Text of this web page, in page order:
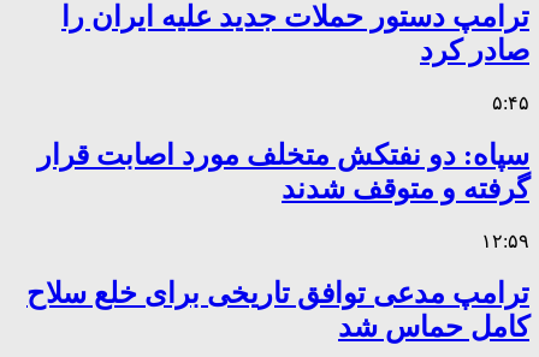
ترامپ دستور حملات جدید علیه ایران را
صادر کرد
۵:۴۵
سپاه: دو نفتکش متخلف مورد اصابت قرار
گرفته و متوقف شدند
۱۲:۵۹
ترامپ مدعی توافق تاریخی برای خلع سلاح
کامل حماس شد